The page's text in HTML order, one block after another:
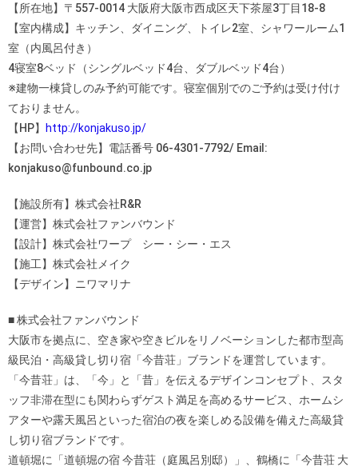
【所在地】〒557-0014 大阪府大阪市西成区天下茶屋3丁目18-8
【室内構成】キッチン、ダイニング、トイレ2室、シャワールーム1
室（内風呂付き）
4寝室8ベッド（シングルベッド4台、ダブルベッド4台）
※建物一棟貸しのみ予約可能です。寝室個別でのご予約は受け付け
ておりません。
【HP】
http://konjakuso.jp/
【お問い合わせ先】電話番号 06-4301-7792/ Email:
konjakuso@funbound.co.jp
【施設所有】株式会社R&R
【運営】株式会社ファンバウンド
【設計】株式会社ワープ シー・シー・エス
【施工】株式会社メイク
【デザイン】ニワマリナ
■ 株式会社ファンバウンド
大阪市を拠点に、空き家や空きビルをリノベーションした都市型高
級民泊・高級貸し切り宿「今昔荘」ブランドを運営しています。
「今昔荘」は、「今」と「昔」を伝えるデザインコンセプト、スタ
ッフ非滞在型にも関わらずゲスト満足を高めるサービス、ホームシ
アターや露天風呂といった宿泊の夜を楽しめる設備を備えた高級貸
し切り宿ブランドです。
道頓堀に「道頓堀の宿 今昔荘（庭風呂別邸）」、鶴橋に「今昔荘 大